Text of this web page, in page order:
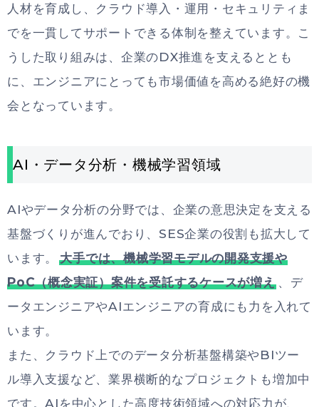
人材を育成し、クラウド導入・運用・セキュリティま
でを一貫してサポートできる体制を整えています。こ
うした取り組みは、企業のDX推進を支えるととも
に、エンジニアにとっても市場価値を高める絶好の機
会となっています。
AI・データ分析・機械学習領域
AIやデータ分析の分野では、企業の意思決定を支える
基盤づくりが進んでおり、SES企業の役割も拡大して
います。
大手では、機械学習モデルの開発支援や
PoC（概念実証）案件を受託するケースが増え 、デ
ータエンジニアやAIエンジニアの育成にも力を入れて
います。
また、クラウド上でのデータ分析基盤構築やBIツー
ル導入支援など、業界横断的なプロジェクトも増加中
です。AIを中心とした高度技術領域への対応力が、